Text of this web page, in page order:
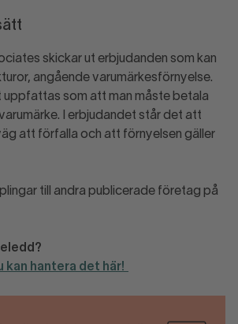
skickar ut erbjudanden som kan
angående varumärkesförnyelse.
uppfattas som att man måste betala
I erbjudandet står det att
att förfalla och att förnyelsen gäller
till andra publicerade företag på
kan hantera det här!